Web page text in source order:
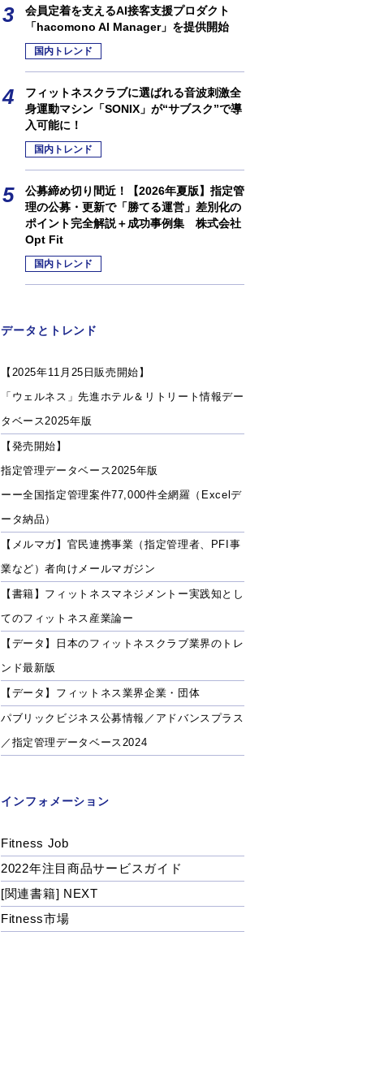
会員定着を支えるAI接客支援プロダクト
「hacomono AI Manager」を提供開始
国内トレンド
フィットネスクラブに選ばれる音波刺激全
身運動マシン「SONIX」が“サブスク”で導
入可能に！
国内トレンド
公募締め切り間近！【2026年夏版】指定管
理の公募・更新で「勝てる運営」差別化の
ポイント完全解説＋成功事例集 株式会社
Opt Fit
国内トレンド
データとトレンド
【2025年11月25日販売開始】
「ウェルネス」先進ホテル＆リトリート情報デー
タベース2025年版
【発売開始】
指定管理データベース2025年版
ーー全国指定管理案件77,000件全網羅（Excelデ
ータ納品）
【メルマガ】官民連携事業（指定管理者、PFI事
業など）者向けメールマガジン
【書籍】フィットネスマネジメントー実践知とし
てのフィットネス産業論ー
【データ】日本のフィットネスクラブ業界のトレ
ンド最新版
【データ】フィットネス業界企業・団体
パブリックビジネス公募情報／アドバンスプラス
／指定管理データベース2024
インフォメーション
Fitness Job
2022年注目商品サービスガイド
[関連書籍] NEXT
Fitness市場